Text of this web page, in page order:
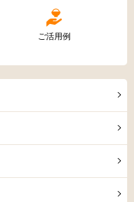
ご活用例